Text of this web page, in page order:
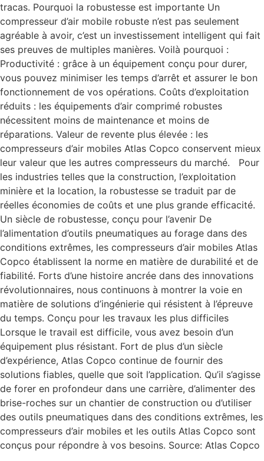
tracas. Pourquoi la robustesse est importante Un
compresseur d’air mobile robuste n’est pas seulement
agréable à avoir, c’est un investissement intelligent qui fait
ses preuves de multiples manières. Voilà pourquoi :
Productivité : grâce à un équipement conçu pour durer,
vous pouvez minimiser les temps d’arrêt et assurer le bon
fonctionnement de vos opérations. Coûts d’exploitation
réduits : les équipements d’air comprimé robustes
nécessitent moins de maintenance et moins de
réparations. Valeur de revente plus élevée : les
compresseurs d’air mobiles Atlas Copco conservent mieux
leur valeur que les autres compresseurs du marché. Pour
les industries telles que la construction, l’exploitation
minière et la location, la robustesse se traduit par de
réelles économies de coûts et une plus grande efficacité.
Un siècle de robustesse, conçu pour l’avenir De
l’alimentation d’outils pneumatiques au forage dans des
conditions extrêmes, les compresseurs d’air mobiles Atlas
Copco établissent la norme en matière de durabilité et de
fiabilité. Forts d’une histoire ancrée dans des innovations
révolutionnaires, nous continuons à montrer la voie en
matière de solutions d’ingénierie qui résistent à l’épreuve
du temps. Conçu pour les travaux les plus difficiles
Lorsque le travail est difficile, vous avez besoin d’un
équipement plus résistant. Fort de plus d’un siècle
d’expérience, Atlas Copco continue de fournir des
solutions fiables, quelle que soit l’application. Qu’il s’agisse
de forer en profondeur dans une carrière, d’alimenter des
brise-roches sur un chantier de construction ou d’utiliser
des outils pneumatiques dans des conditions extrêmes, les
compresseurs d’air mobiles et les outils Atlas Copco sont
conçus pour répondre à vos besoins. Source: Atlas Copco